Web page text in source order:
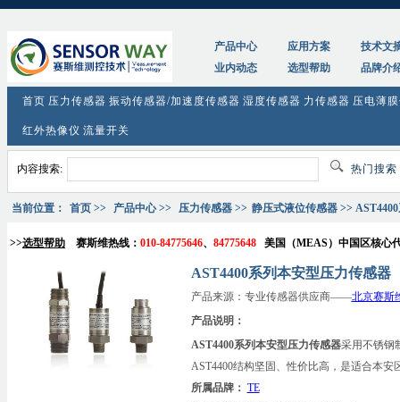
产品中心
应用方案
技术文
业内动态
选型帮助 品牌介
首页 压力传感器 振动传感器/加速度传感器 湿度传感器 力传感器 压电薄
红外热像仪 流量开关
内容搜索: 热门搜索
当前位置： 首页 >> 产品中心>> 压力传感器 >> 静压式液位传感器 >>
>>选型帮助 赛斯维热线： 010-84775646、 84775648 美国（MEAS）中国区核心
AST4400系列本安型压力传感器
产品来源：专业传感器供应商——北京赛斯
产品说明：
AST4400系列本安型压力传感器采用不锈钢
AST4400结构坚固、性价比高，是适合本安
所属品牌： TE